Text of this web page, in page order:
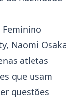
Feminino
, Naomi Osaka
atletas
que usam
questões